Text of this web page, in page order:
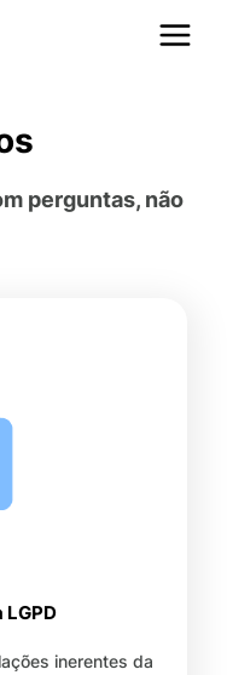
perguntas, não
LGPD
inerentes da